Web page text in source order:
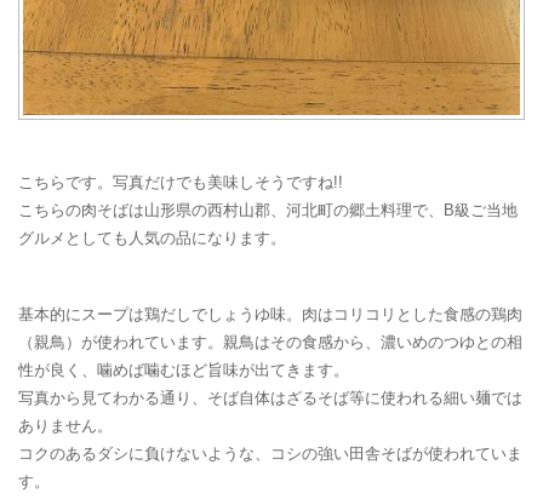
こちらです。写真だけでも美味しそうですね!!
こちらの肉そばは山形県の西村山郡、河北町の郷土料理で、B級ご当地
グルメとしても人気の品になります。
基本的にスープは鶏だしでしょうゆ味。肉はコリコリとした食感の鶏肉
（親鳥）が使われています。親鳥はその食感から、濃いめのつゆとの相
性が良く、噛めば噛むほど旨味が出てきます。
写真から見てわかる通り、そば自体はざるそば等に使われる細い麺では
ありません。
コクのあるダシに負けないような、コシの強い田舎そばが使われていま
す。